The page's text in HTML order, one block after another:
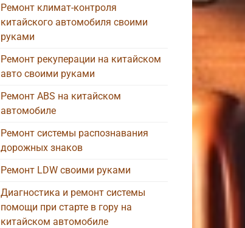
Ремонт климат-контроля
китайского автомобиля своими
руками
Ремонт рекуперации на китайском
авто своими руками
Ремонт ABS на китайском
автомобиле
Ремонт системы распознавания
дорожных знаков
Ремонт LDW своими руками
Диагностика и ремонт системы
помощи при старте в гору на
китайском автомобиле